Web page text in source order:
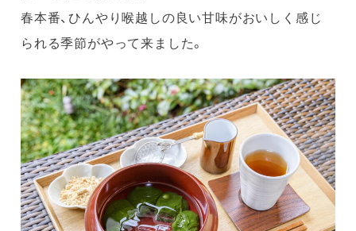
春本番、ひんやり喉越しの良い甘味がおいしく感じ
られる季節がやって来ました。